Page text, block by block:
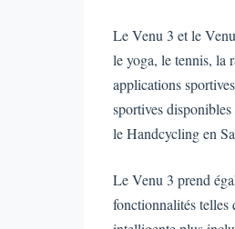
Le Venu 3 et le
le yoga, le tennis, la
applications
sportives
le Handcycling en
Le Venu 3 prend
fonctionnalités telles